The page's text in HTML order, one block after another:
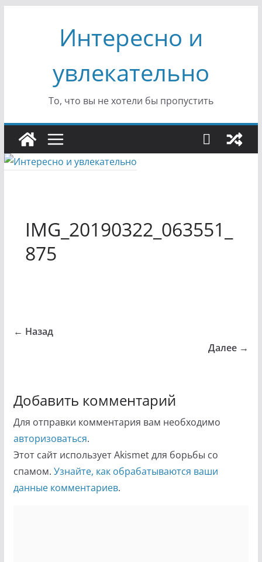
содержимомуИнтересно и
увлекательно
То, что вы не хотели бы пропустить
IMG_20190322_063551_
875
← Назад
Далее →
Добавить комментарий
Для отправки комментария вам необходимо
авторизоваться.
Этот сайт использует Akismet для борьбы со
спамом. Узнайте, как обрабатываются ваши
данные комментариев.